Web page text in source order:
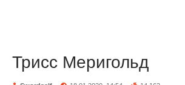
Трисс Меригольд